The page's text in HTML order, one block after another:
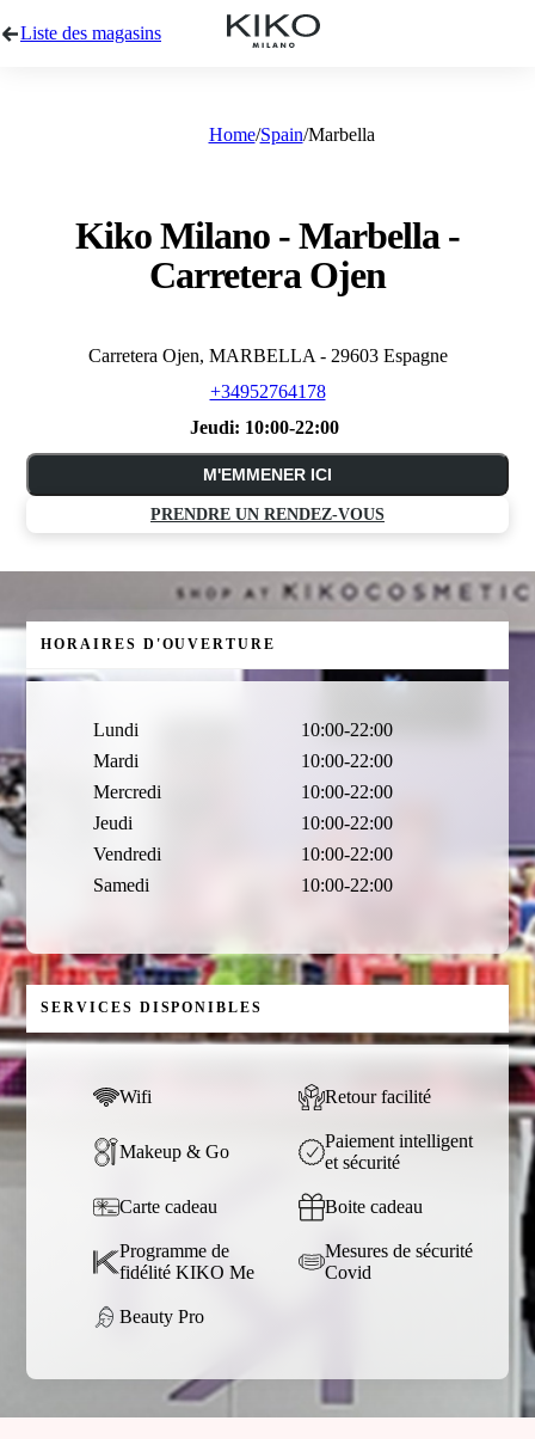
Liste des magasins
Home Spain Marbella
Kiko Milano - Marbella -
Carretera Ojen
Carretera Ojen, MARBELLA - 29603 Espagne
+34952764178
Jeudi: 10:00-22:00
M'EMMENER ICI
PRENDRE UN RENDEZ-VOUS
HORAIRES D'OUVERTURE
Lundi
10:00-22:00
Mardi
10:00-22:00
Mercredi
10:00-22:00
Jeudi
10:00-22:00
Vendredi
10:00-22:00
Samedi
10:00-22:00
SERVICES DISPONIBLES
Wifi Retour facilité
Makeup & Go
Paiement intelligent
et sécurité
Carte cadeau Boite cadeau
Programme de
fidélité KIKO Me
Mesures de sécurité
Covid
Beauty Pro